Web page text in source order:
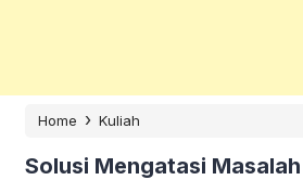
Home › Kuliah
Solusi Mengatasi